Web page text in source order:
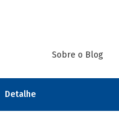
Sobre o Blog
Detalhe